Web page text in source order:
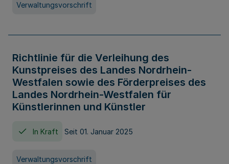
Verwaltungsvorschrift
Richtlinie für die Verleihung des
Kunstpreises des Landes Nordrhein-
Westfalen sowie des Förderpreises des
Landes Nordrhein-Westfalen für
Künstlerinnen und Künstler
In Kraft Seit 01. Januar 2025
Verwaltungsvorschrift